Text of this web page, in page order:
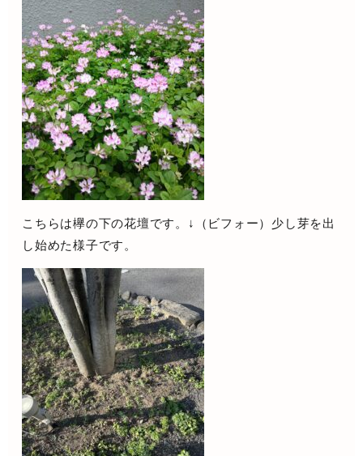
こちらは欅の下の花壇です。↓（ビフォー）少し芽を出
し始めた様子です。